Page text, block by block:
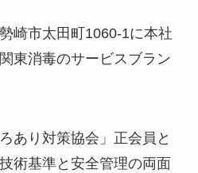
崎市太田町1060-1に本社
東消毒のサービスブラン
あり対策協会」正会員と
術基準と安全管理の両面